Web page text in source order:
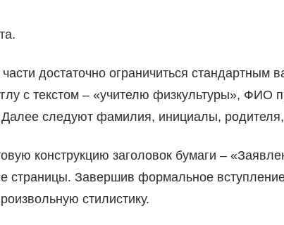
достаточно ограничиться стандартным
с текстом – «учителю физкультуры», ФИО
Далее следуют фамилия, инициалы,
конструкцию заголовок бумаги –
страницы. Завершив формальное
стилистику.